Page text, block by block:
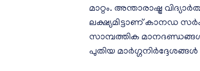
മാറ്റം. അന്താരാഷ്ട്ര
ലക്ഷ്യമിട്ടാണ് കാനഡ
സാമ്പത്തിക
പുതിയ